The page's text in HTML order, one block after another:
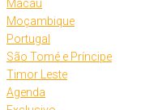
Macau
Moçambique
Portugal
São Tomé e Príncipe
Timor Leste
Agenda